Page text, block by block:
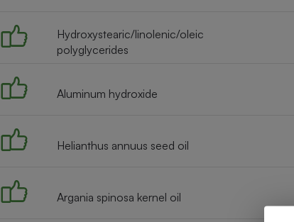
Hydroxystearic/linolenic/oleic
polyglycerides
Aluminum hydroxide
Helianthus annuus seed oil
Argania spinosa kernel oil